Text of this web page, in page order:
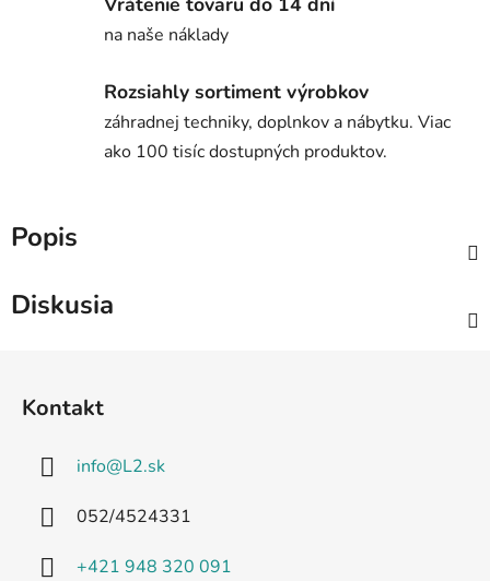
na naše náklady
Rozsiahly sortiment výrobkov
záhradnej techniky, doplnkov a nábytku. Viac
ako 100 tisíc dostupných produktov.
Popis
Diskusia
Kontakt
info@L2.sk
052/4524331
+421 948 320 091